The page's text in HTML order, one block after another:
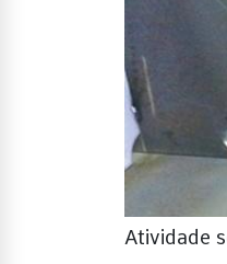
Atividade